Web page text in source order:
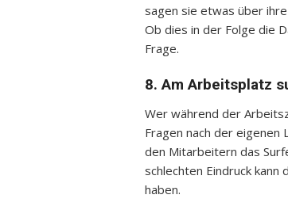
sagen sie etwas über
Ob dies in der Folge die
Frage.
8. Am Arbeitsplatz
Wer während der
Fragen nach der
den Mitarbeitern das
schlechten Eindruck
haben.